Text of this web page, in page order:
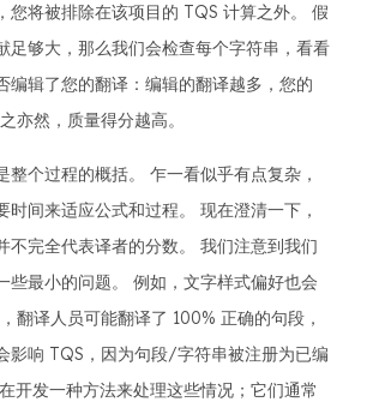
您将被排除在该项目的 TQS 计算之外。 假
足够大，那么我们会检查每个字符串，看看
编辑了您的翻译：编辑的翻译越多，您的
亦然，质量得分越高。
整个过程的概括。 乍一看似乎有点复杂，
时间来适应公式和过程。 现在澄清一下，
不完全代表译者的分数。 我们注意到我们
些最小的问题。 例如，文字样式偏好也会
翻译人员可能翻译了 100% 正确的句段，
影响 TQS，因为句段/字符串被注册为已编
开发一种方法来处理这些情况；它们通常